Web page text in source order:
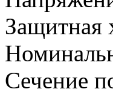
Защитная
Сечение